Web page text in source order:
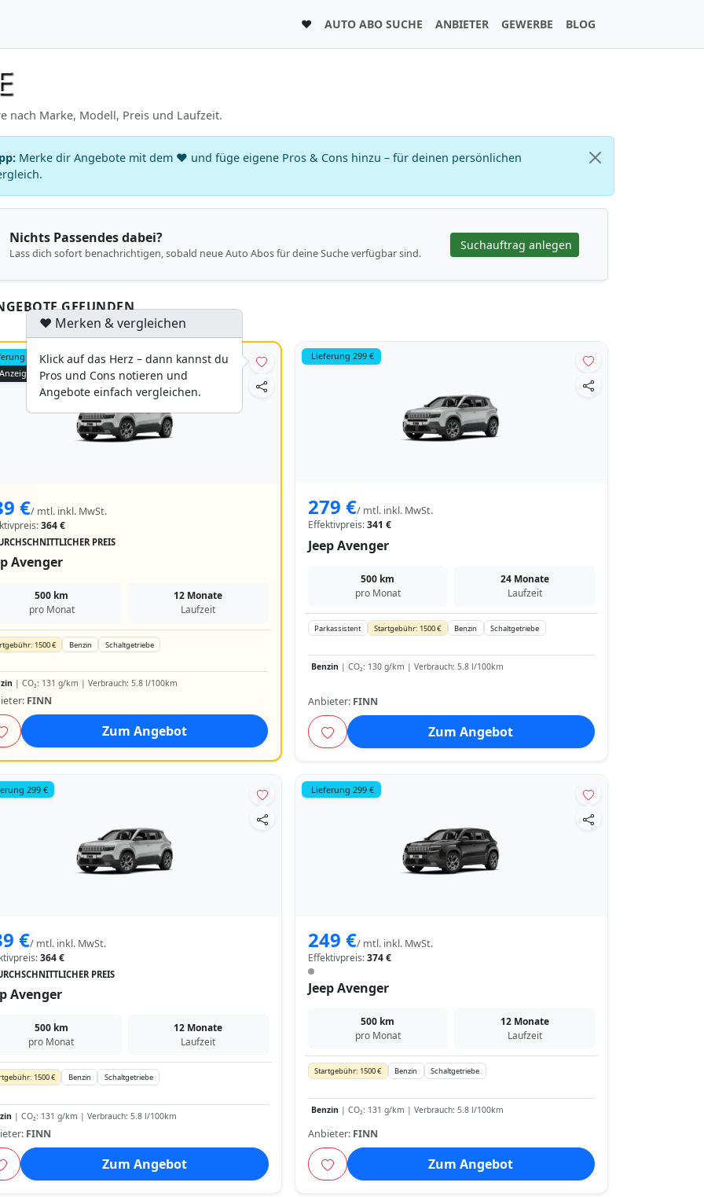
♥ AUTO ABO SUCHE ANBIETER GEWERBE BLOG
Marke, Modell, Preis und Laufzeit.
Merke dir Angebote mit dem ♥ und füge eigene Pros & Cons hinzu – für deinen persönlichen
Nichts Passendes dabei?
Lass dich sofort benachrichtigen, sobald neue Auto Abos für deine Suche verfügbar sind.
Suchauftrag anlegen
GEFUNDEN
299 €
Anzeige
€/ mtl. inkl. MwSt.
364 €
PREIS
Avenger
500 km
pro Monat
12 Monate
Laufzeit
1500 € Benzin Schaltgetriebe
| CO₂: 131 g/km | Verbrauch: 5.8 l/100km
FINN
Zum Angebot
Lieferung 299 €
279 €/ mtl. inkl. MwSt.
Effektivpreis:341 €
Jeep Avenger
500 km
pro Monat
24 Monate
Laufzeit
Parkassistent Startgebühr: 1500 € Benzin Schaltgetriebe
Benzin | CO₂: 130 g/km | Verbrauch: 5.8 l/100km
Anbieter: FINN
Zum Angebot
299 €
€/ mtl. inkl. MwSt.
364 €
PREIS
Avenger
500 km
pro Monat
12 Monate
Laufzeit
1500 € Benzin Schaltgetriebe
| CO₂: 131 g/km | Verbrauch: 5.8 l/100km
FINN
Zum Angebot
Lieferung 299 €
249 €/ mtl. inkl. MwSt.
Effektivpreis:374 €
Jeep Avenger
500 km
pro Monat
12 Monate
Laufzeit
Startgebühr: 1500 € Benzin Schaltgetriebe
Benzin | CO₂: 131 g/km | Verbrauch: 5.8 l/100km
Anbieter: FINN
Zum Angebot
♥ Merken & vergleichen
Klick auf das Herz – dann kannst du
Pros und Cons notieren und
Angebote einfach vergleichen.